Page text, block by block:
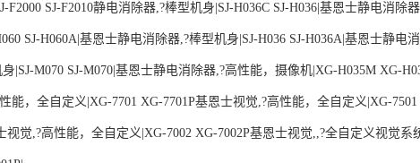
F2000 SJ-F2010静电消除器,?棒型机身|SJ-H036C SJ-H036|基恩士静电消除器
SJ-H060A|基恩士静电消除器,?棒型机身|SJ-H036 SJ-H036A|基恩士静电消
|SJ-M070 SJ-M070|基恩士静电消除器,?高性能，摄像机|XG-H035M XG-
能，全自定义|XG-7701 XG-7701P基恩士视觉,?高性能，全自定义|XG-7501
视觉,?高性能，全自定义|XG-7002 XG-7002P基恩士视觉,,?全自定义视觉系